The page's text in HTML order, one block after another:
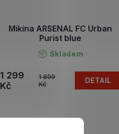
Mikina ARSENAL FC Urban
Purist blue
Skladem
1 899
Kč
1 299
Kč
DETAIL